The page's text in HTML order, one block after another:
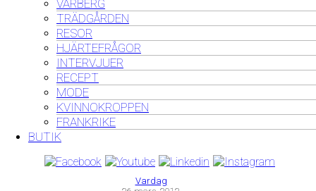
VARBERG
TRÄDGÅRDEN
RESOR
HJÄRTEFRÅGOR
INTERVJUER
RECEPT
MODE
KVINNOKROPPEN
FRANKRIKE
BUTIK
Vardag